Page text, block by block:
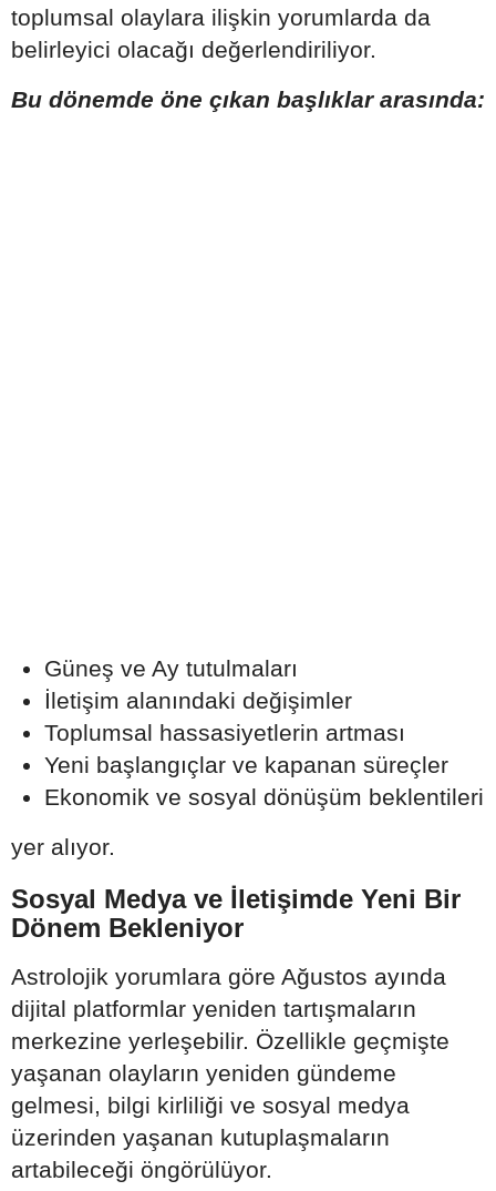
toplumsal olaylara ilişkin yorumlarda da
belirleyici olacağı değerlendiriliyor.
Bu dönemde öne çıkan başlıklar arasında:
Güneş ve Ay tutulmaları
İletişim alanındaki değişimler
Toplumsal hassasiyetlerin artması
Yeni başlangıçlar ve kapanan süreçler
Ekonomik ve sosyal dönüşüm beklentileri
yer alıyor.
Sosyal Medya ve İletişimde Yeni Bir
Dönem Bekleniyor
Astrolojik yorumlara göre Ağustos ayında
dijital platformlar yeniden tartışmaların
merkezine yerleşebilir. Özellikle geçmişte
yaşanan olayların yeniden gündeme
gelmesi, bilgi kirliliği ve sosyal medya
üzerinden yaşanan kutuplaşmaların
artabileceği öngörülüyor.